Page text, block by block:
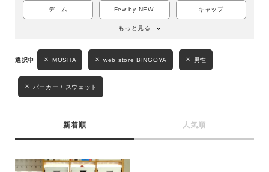
MENS LADIES KIDS
カテゴリ
デニム Few by NEW. キャップ
もっと見る
MOSHA web store BINGOYA 男性
パーカー / スウェット
新着順 人気順